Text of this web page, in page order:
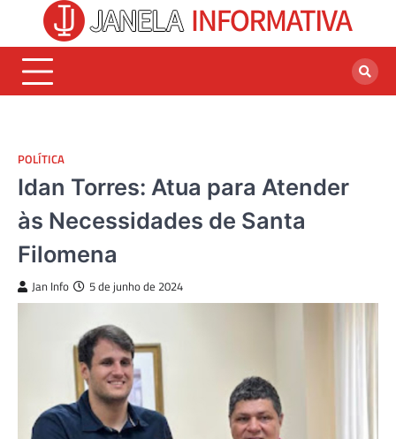
content
POLÍTICA
Idan Torres: Atua para Atender
às Necessidades de Santa
Filomena
Jan Info 5 de junho de 2024